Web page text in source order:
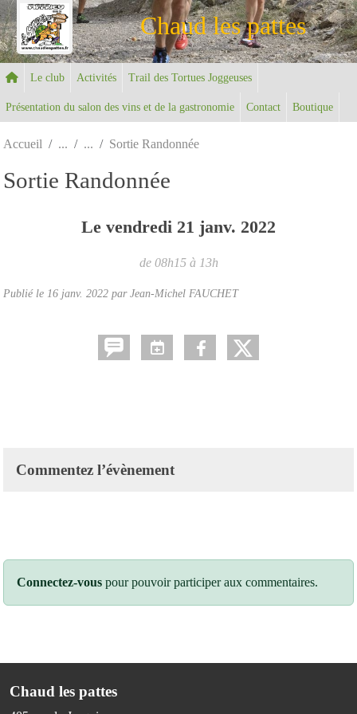
Chaud les pattes
Le club Activités Trail des Tortues Joggeuses
Présentation du salon des vins et de la gastronomie Contact Boutique
Accueil Sortie Randonnée
Sortie Randonnée
Le vendredi 21 janv. 2022
de 08h15 à 13h
Publié le 16 janv. 2022 par Jean-Michel FAUCHET
Commentez l’évènement
Connectez-vous pour pouvoir participer aux commentaires.
Chaud les pattes
Panneau de gestion des cookies